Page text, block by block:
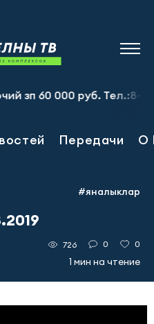
60 000 руб. Тел.:8-917-
Передачи О
#яналыклар
726 0 0
1 мин на чтение